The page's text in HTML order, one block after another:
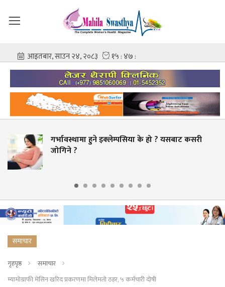
हुने इक्लेम्पसिया के हो ? यसबाट कसरी
समाचार
गृहपृष्ठ
समाचार
म्यामोग्राफी मेसिन खरिद प्रकरणमा मिलेमतो ठहर, ५ कर्मचारी दोषी